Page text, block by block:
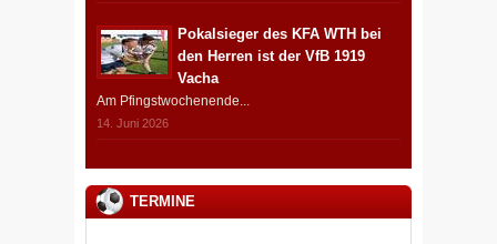
Pokalsieger des KFA WTH bei
den Herren ist der VfB 1919
Vacha
Am Pfingstwochenende...
14. Juni 2026
TERMINE